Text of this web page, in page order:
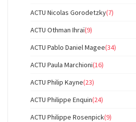
ACTU Nicolas Gorodetzky(7)
ACTU Othman Ihraï(9)
ACTU Pablo Daniel Magee(34)
ACTU Paula Marchioni(16)
ACTU Philip Kayne(23)
ACTU Philippe Enquin(24)
ACTU Philippe Rosenpick(9)